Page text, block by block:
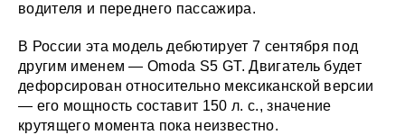
водителя и переднего пассажира.
В России эта модель дебютирует 7 сентября под
другим именем — Omoda S5 GT. Двигатель будет
дефорсирован относительно мексиканской версии
— его мощность составит 150 л. с., значение
крутящего момента пока неизвестно.